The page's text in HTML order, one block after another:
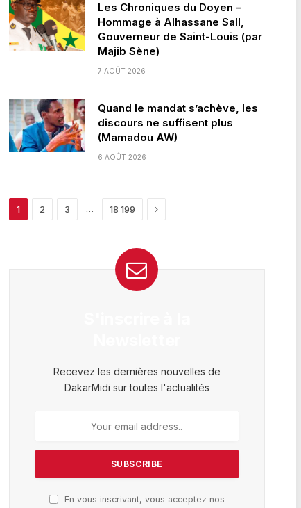
Les Chroniques du Doyen –
Hommage à Alhassane Sall,
Gouverneur de Saint-Louis (par
Majib Sène)
7 AOÛT 2026
Quand le mandat s’achève, les
discours ne suffisent plus
(Mamadou AW)
6 AOÛT 2026
1 2 3 … 18 199 Next
Recevez les dernières nouvelles de
DakarMidi sur toutes l'actualités
En vous inscrivant, vous acceptez nos